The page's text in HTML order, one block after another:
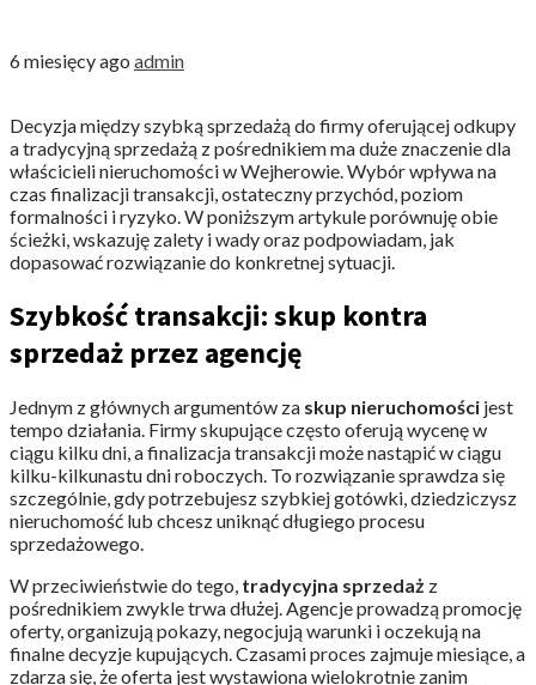
6 miesięcy ago admin
Decyzja między szybką sprzedażą do firmy oferującej odkupy
a tradycyjną sprzedażą z pośrednikiem ma duże znaczenie dla
właścicieli nieruchomości w Wejherowie. Wybór wpływa na
czas finalizacji transakcji, ostateczny przychód, poziom
formalności i ryzyko. W poniższym artykule porównuję obie
ścieżki, wskazuję zalety i wady oraz podpowiadam, jak
dopasować rozwiązanie do konkretnej sytuacji.
Szybkość transakcji: skup kontra
sprzedaż przez agencję
Jednym z głównych argumentów za skup nieruchomości jest
tempo działania. Firmy skupujące często oferują wycenę w
ciągu kilku dni, a finalizacja transakcji może nastąpić w ciągu
kilku-kilkunastu dni roboczych. To rozwiązanie sprawdza się
szczególnie, gdy potrzebujesz szybkiej gotówki, dziedziczysz
nieruchomość lub chcesz uniknąć długiego procesu
sprzedażowego.
W przeciwieństwie do tego, tradycyjna sprzedaż z
pośrednikiem zwykle trwa dłużej. Agencje prowadzą promocję
oferty, organizują pokazy, negocjują warunki i oczekują na
finalne decyzje kupujących. Czasami proces zajmuje miesiące, a
zdarza się, że oferta jest wystawiona wielokrotnie zanim